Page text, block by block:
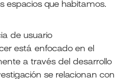
espacios que habitamos.
de usuario
está enfocado en el
a través del desarrollo
se relacionan con